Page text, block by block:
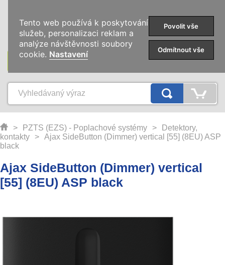
KATEGORIE
> PZTS (EZS) - Poplachové systémy >
Detektory,
kontakty
> Ajax SideButton (Dimmer) vertical [55] (8EU) ASP
black
Ajax SideButton (Dimmer) vertical
[55] (8EU) ASP black
Tento web používá k poskytování
služeb, personalizaci reklam a
analýze návštěvnosti soubory
cookie. Nastavení
Povolit vše
Odmítnout vše